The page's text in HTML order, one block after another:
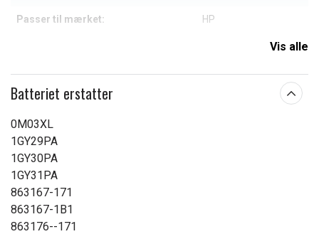
Passer til mærket: HP
Vis alle
Batteriet erstatter
0M03XL
1GY29PA
1GY30PA
1GY31PA
863167-171
863167-1B1
863176--171